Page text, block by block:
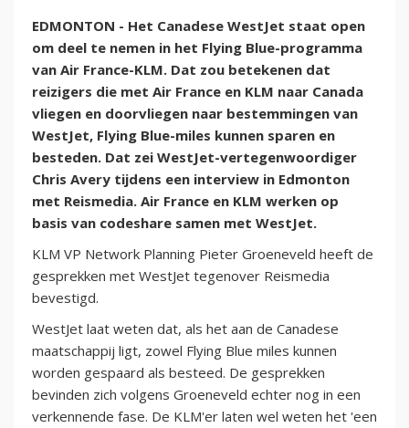
EDMONTON - Het Canadese WestJet staat open
om deel te nemen in het Flying Blue-programma
van Air France-KLM. Dat zou betekenen dat
reizigers die met Air France en KLM naar Canada
vliegen en doorvliegen naar bestemmingen van
WestJet, Flying Blue-miles kunnen sparen en
besteden. Dat zei WestJet-vertegenwoordiger
Chris Avery tijdens een interview in Edmonton
met Reismedia. Air France en KLM werken op
basis van codeshare samen met WestJet.
KLM VP Network Planning Pieter Groeneveld heeft de
gesprekken met WestJet tegenover Reismedia
bevestigd.
WestJet laat weten dat, als het aan de Canadese
maatschappij ligt, zowel Flying Blue miles kunnen
worden gespaard als besteed. De gesprekken
bevinden zich volgens Groeneveld echter nog in een
verkennende fase. De KLM'er laten wel weten het 'een